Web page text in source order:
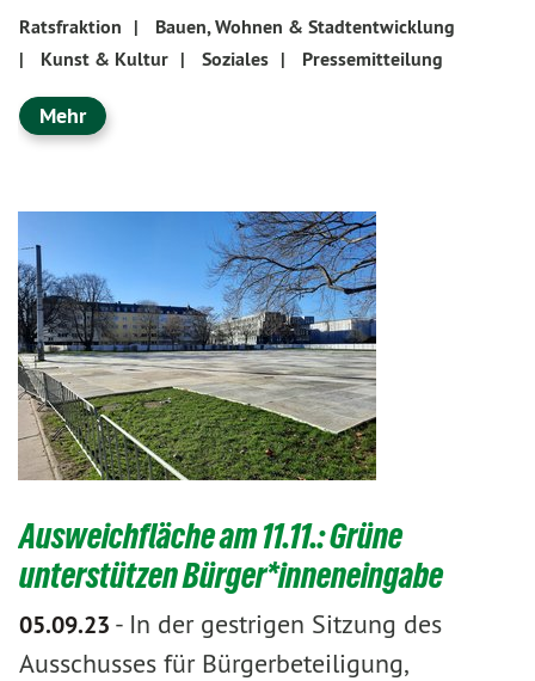
Ratsfraktion |
Bauen, Wohnen & Stadtentwicklung
|
Kunst & Kultur | Soziales | Pressemitteilung
Mehr
Ausweichfläche am 11.11.: Grüne
unterstützen Bürger*inneneingabe
05.09.23 - In der gestrigen Sitzung des
Ausschusses für Bürgerbeteiligung,